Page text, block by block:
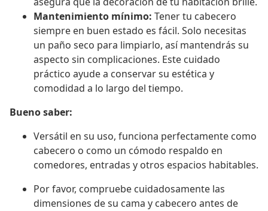
Mantenimiento mínimo: Tener tu cabecero
siempre en buen estado es fácil. Solo necesitas
un paño seco para limpiarlo, así mantendrás su
aspecto sin complicaciones. Este cuidado
práctico ayude a conservar su estética y
comodidad a lo largo del tiempo.
Bueno saber:
Versátil en su uso, funciona perfectamente como
cabecero o como un cómodo respaldo en
comedores, entradas y otros espacios habitables.
Por favor, compruebe cuidadosamente las
dimensiones de su cama y cabecero antes de